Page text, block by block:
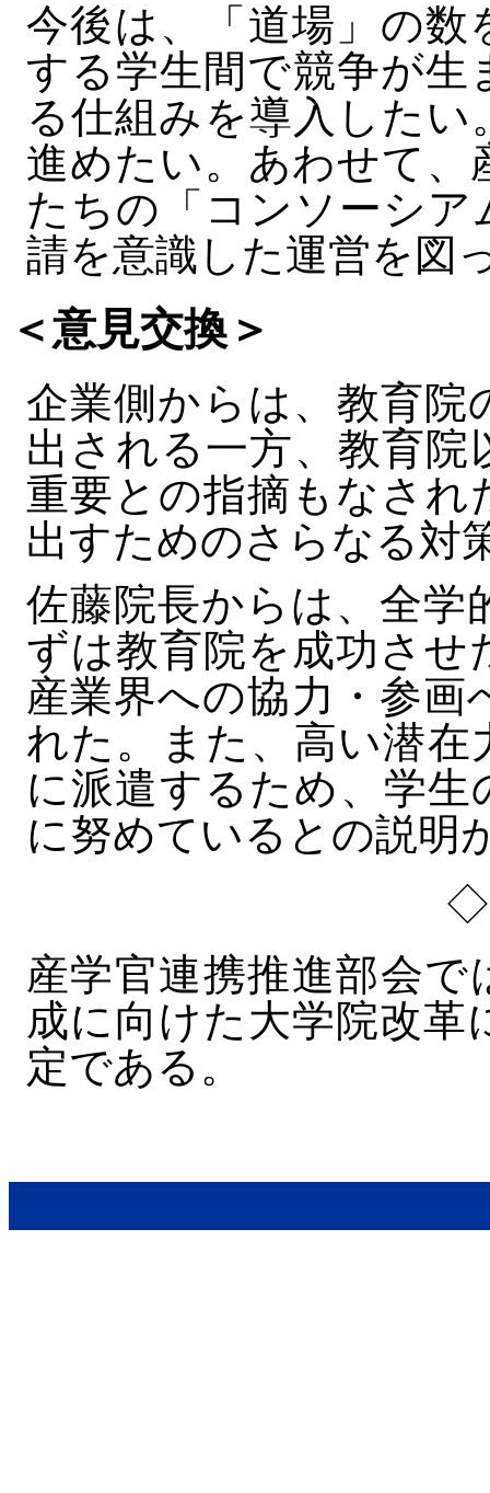
今後は、「道場」の数
する学生間で競争が生
る仕組みを導入した
進めたい。あわせて、
たちの「コンソーシ
請を意識した運営を図
＜意見交換＞
企業側からは、教育院
出される一方、教育
重要との指摘もなされ
出すためのさらなる対
佐藤院長からは、全学
ずは教育院を成功させ
産業界への協力・参
れた。また、高い潜在
に派遣するため、学
に努めているとの説明
産学官連携推進部会
成に向けた大学院改
定である。